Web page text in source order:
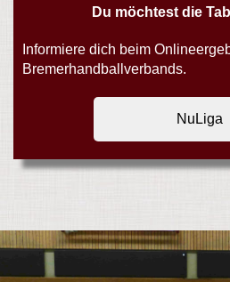
Du möchtest die
Informiere dich beim
Bremerhandballverbands.
NuLiga